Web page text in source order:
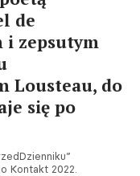
de
i zepsutym
Lousteau, do
się po
Kontakt 2022.